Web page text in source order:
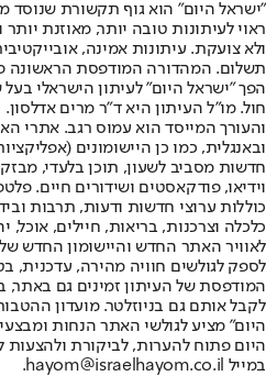
"ישראל היום" הוא גוף תקשורת שנוסד
ראוי לעיתונות טובה יותר, מאוזנת
ולא צועקת. עיתונות אמינה,
הפך "ישראל היום" לעיתון הישראלי
חול. מו"ל העיתון היא ד"ר מרים
והעורך המייסד הוא עמוס רגב. אתרי
חדשות מסביב לשעון, תוכן בלעדי,
וידיאו, פודקאסטים ושידורים חיים.
כוללות ערוצי חדשות ודעות, תרבות
לאוויר האתר החדש והיישומון החדש
לספק לגולשים חוויה מהירה, עדכנית,
המודפסת של העיתון זמינים גם באתר,
לקבל אותם גם בניוזלטר. מועדון
היום" מציע לגולשי האתר הנחות
היום פתוח להערות, לביקורת ולהצעות
במייל hayom@israelhayom.co.il.